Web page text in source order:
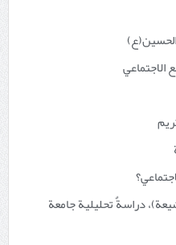
الاجتماعي
دراسةٌ تحليلية جامعة